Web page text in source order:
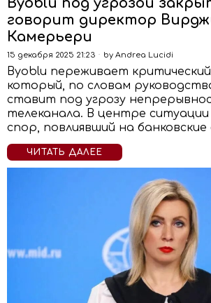
говорит директор
Камерьери
15 декабря 2025 21:23 by Andrea Lucidi
Byoblu переживает
который, по словам
ставит под угрозу
телеканала. В центре ситуации
спор, повлиявший на банковские
ЧИТАТЬ ДАЛЕЕ